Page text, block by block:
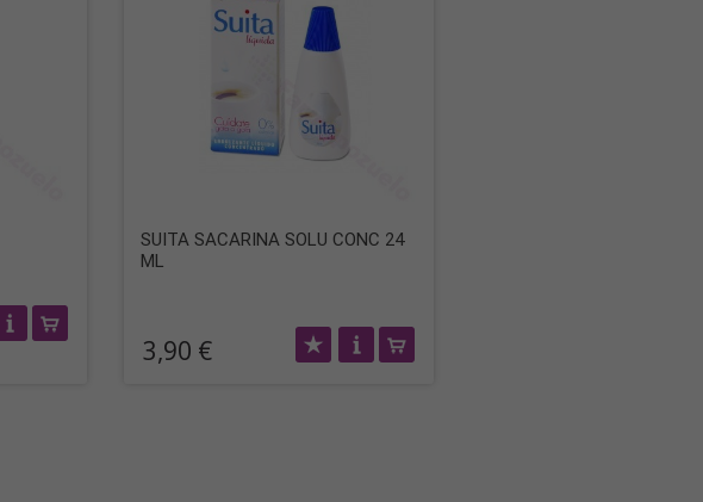
SUITA SACARINA SOLU CONC 24
ML
3,90 €